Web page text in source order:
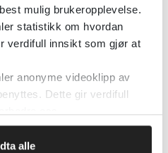
mulig brukeropplevelse.
statistikk om hvordan
verdifull innsikt som gjør at
anonyme videoklipp av
Dette gir verdifull
alle
2024
–
2025